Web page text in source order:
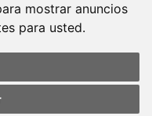
mostrar anuncios
para usted.